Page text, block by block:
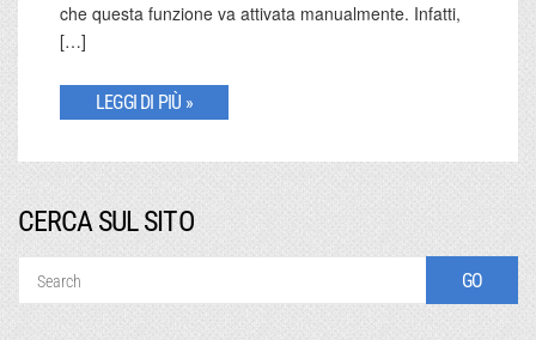
che questa funzione va attivata manualmente. Infatti,
[…]
LEGGI DI PIÙ »
CERCA SUL SITO